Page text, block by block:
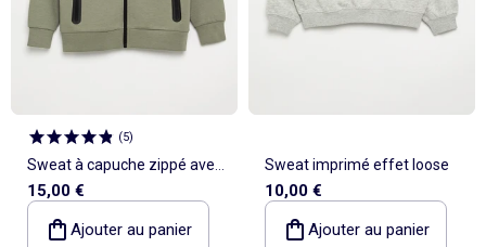
(5)
Sweat à capuche zippé avec
2 poches zippées
15,00 €
Ajouter au panier
Sweat imprimé effet loose
10,00 €
Ajouter au panier